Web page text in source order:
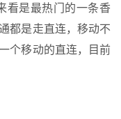
看是最热门的一条香
都是走直连，移动不
个移动的直连，目前